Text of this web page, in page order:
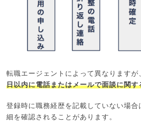
転職エージェントによって異なりますが
日以内に電話またはメールで面談に関す
登録時に職務経歴を記載していない場合
細を確認されることがあります。